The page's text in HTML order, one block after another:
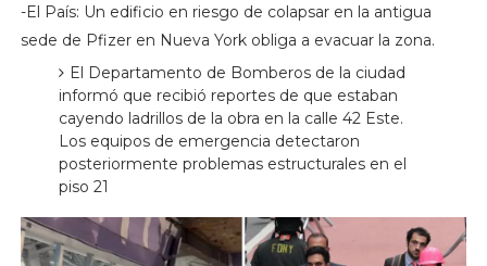
-El País: Un edificio en riesgo de colapsar en la antigua
sede de Pfizer en Nueva York obliga a evacuar la zona.
El Departamento de Bomberos de la ciudad
informó que recibió reportes de que estaban
cayendo ladrillos de la obra en la calle 42 Este.
Los equipos de emergencia detectaron
posteriormente problemas estructurales en el
piso 21